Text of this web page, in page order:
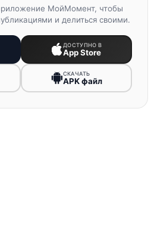
МойМомент, чтобы
и делиться своими.
ДОСТУПНО В
App Store
СКАЧАТЬ
APK файл